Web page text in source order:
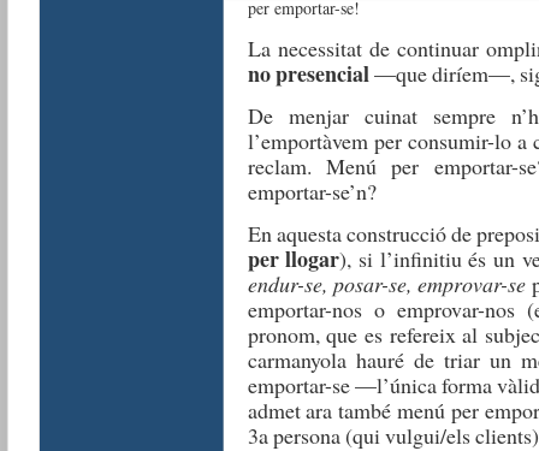
per emportar-se!
La necessitatde continuar
no presencial—quediríem—,
De menjar cuinat sempre
l’emportàvemper consumir-loa
reclam. Menúper emportar-
emportar-se’n?
En aquesta construcció de
per llogar), si l’infinitiu és un
endur-se, posar-se, emprovar-se
emportar-nos oemprovar-nos
pronom, que es refereixal
carmanyola hauréde triarun
emportar-se —l’únicaforma
admet ara també menú per
3a persona (quivulgui/elsclients